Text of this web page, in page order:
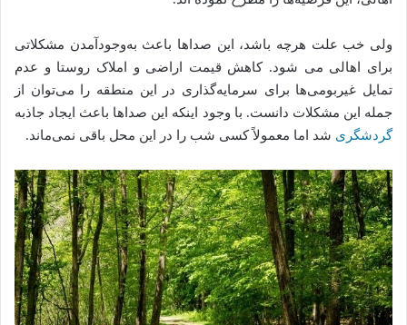
ولی خب علت هرچه باشد، این صداها باعث به‌وجودآمدن مشکلاتی
برای اهالی می شود. کاهش قیمت اراضی و املاک روستا و عدم
تمایل غیربومی‌ها برای سرمایه‌گذاری در این منطقه را می‌توان از
جمله این مشکلات دانست. با وجود اینکه این صداها باعث ایجاد جاذبه
گردشگری شد اما معمولاً کسی شب را در این محل باقی نمی‌ماند.